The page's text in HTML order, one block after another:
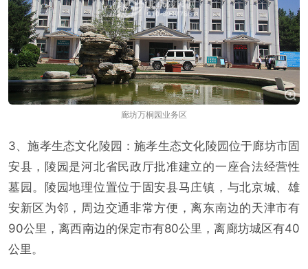
廊坊万桐园业务区
3、施孝生态文化陵园：施孝生态文化陵园位于廊坊市固
安县，陵园是河北省民政厅批准建立的一座合法经营性
墓园。陵园地理位置位于固安县马庄镇，与北京城、雄
安新区为邻，周边交通非常方便，离东南边的天津市有
90公里，离西南边的保定市有80公里，离廊坊城区有40
公里。